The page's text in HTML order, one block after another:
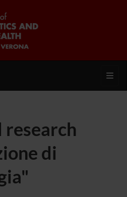
research
di